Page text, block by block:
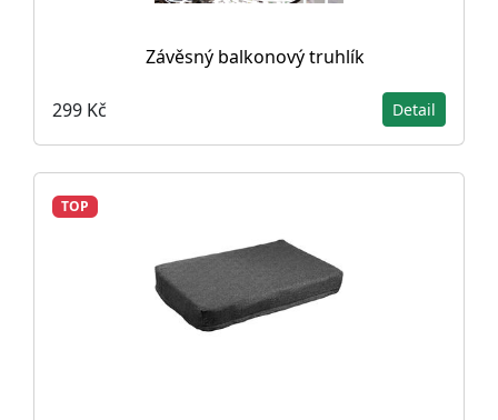
Závěsný balkonový truhlík
299 Kč Detail
TOP